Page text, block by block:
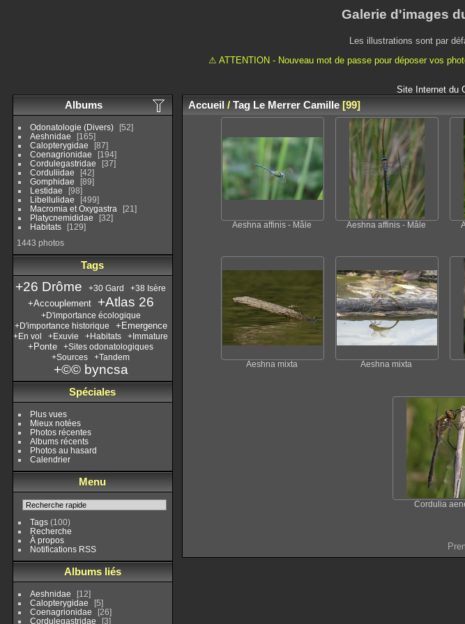
Galerie d'images
Les illustrations sont par
⚠ ATTENTION - Nouveau mot de passe pour déposer vos
Site Internet du
Albums
Odonatologie (Divers)
52
Aeshnidae
165
Calopterygidae
87
Coenagrionidae
194
Cordulegastridae
37
Corduliidae
42
Gomphidae
89
Lestidae
98
Libellulidae
499
Macromia et Oxygastra
21
Platycnemididae
32
Habitats
129
1443 photos
Tags
+26 Drôme +30 Gard +38 Isère
+Accouplement +Atlas 26
+D'importance écologique
+D'importance historique
+Emergence
+En vol +Exuvie +Habitats +Immature
+Ponte
+Sites odonatologiques
+Sources
+Tandem
+©© byncsa
Spéciales
Plus vues
Mieux notées
Photos récentes
Albums récents
Photos au hasard
Calendrier
Menu
Tags(100)
Recherche
À propos
Notifications RSS
Albums liés
Aeshnidae
12
Calopterygidae
5
Coenagrionidae
26
Cordulegastridae
3
Accueil/ Tag Le Merrer Camille 99
Aeshna affinis - Mâle Aeshna affinis - Mâle
Aeshna mixta Aeshna mixta
Cordulia